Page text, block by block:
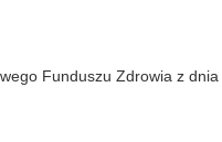
Funduszu Zdrowia z